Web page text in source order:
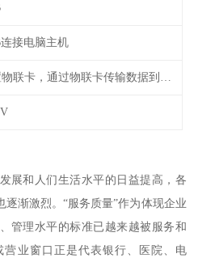
接电脑主机
展和人们生活水平的日益提高，各
渐激烈。“服务质量”作为体现企业
管理水平的标准已越来越被服务和
业窗口正是代表银行、医院、电